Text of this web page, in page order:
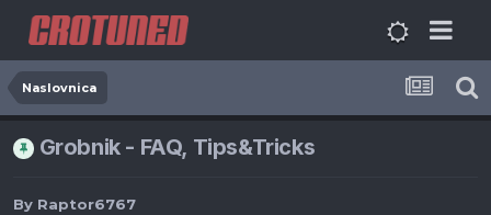
Naslovnica
Grobnik - FAQ, Tips&Tricks
By Raptor6767